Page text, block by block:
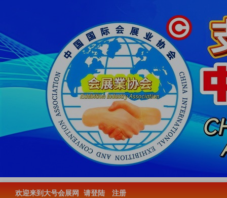
欢迎来到大号会展网 请登陆 注册